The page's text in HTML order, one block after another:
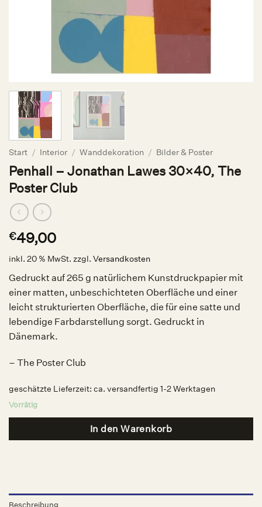
Start / Interior / Wanddekoration / Bilder & Poster
Penhall – Jonathan Lawes 30×40, The
Poster Club
€49,00
inkl. 20 % MwSt. zzgl. Versandkosten
Gedruckt auf 265 g natürlichem Kunstdruckpapier mit
einer matten, unbeschichteten Oberfläche und einer
leicht strukturierten Oberfläche, die für eine satte und
lebendige Farbdarstellung sorgt. Gedruckt in
Dänemark.
– The Poster Club
geschätzte Lieferzeit: ca. versandfertig 1-2 Werktagen
Vorrätig
In den Warenkorb
Beschreibung